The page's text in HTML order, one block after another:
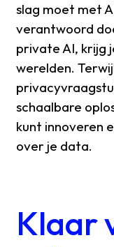
slag moet met
verantwoord
private AI, krijg
werelden.
schaalbare
kunt innoveren
over je data.
Klaar